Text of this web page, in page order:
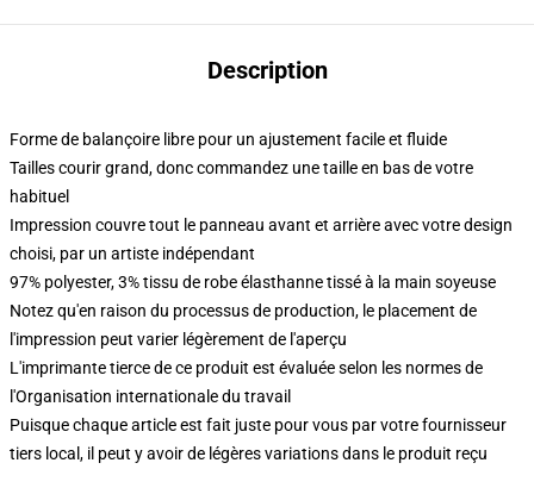
Description
Forme de balançoire libre pour un ajustement facile et fluide
Tailles courir grand, donc commandez une taille en bas de votre
habituel
Impression couvre tout le panneau avant et arrière avec votre design
choisi, par un artiste indépendant
97% polyester, 3% tissu de robe élasthanne tissé à la main soyeuse
Notez qu'en raison du processus de production, le placement de
l'impression peut varier légèrement de l'aperçu
L'imprimante tierce de ce produit est évaluée selon les normes de
l'Organisation internationale du travail
Puisque chaque article est fait juste pour vous par votre fournisseur
tiers local, il peut y avoir de légères variations dans le produit reçu